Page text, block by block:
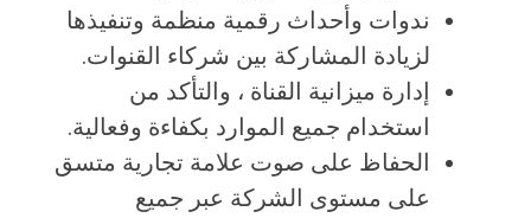
ندوات وأحداث رقمية منظمة وتنفيذها
لزيادة المشاركة بين شركاء القنوات.
إدارة ميزانية القناة ، والتأكد من
استخدام جميع الموارد بكفاءة وفعالية.
الحفاظ على صوت علامة تجارية متسق
على مستوى الشركة عبر جميع